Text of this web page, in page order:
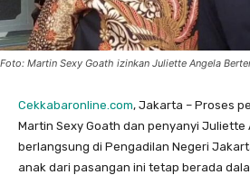
Foto: Martin Sexy Goath izinkan Juliette Angela
Cekkabaronline.com, Jakarta – Proses
Martin Sexy Goath dan penyanyi Juliette
berlangsung di Pengadilan Negeri
anak dari pasangan ini tetap berada